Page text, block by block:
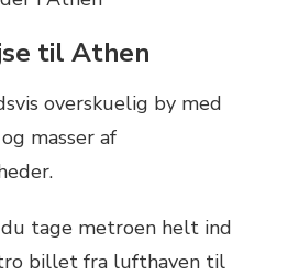
til Athen
overskuelig by med
masser af
tage metroen helt ind
billet fra lufthaven til